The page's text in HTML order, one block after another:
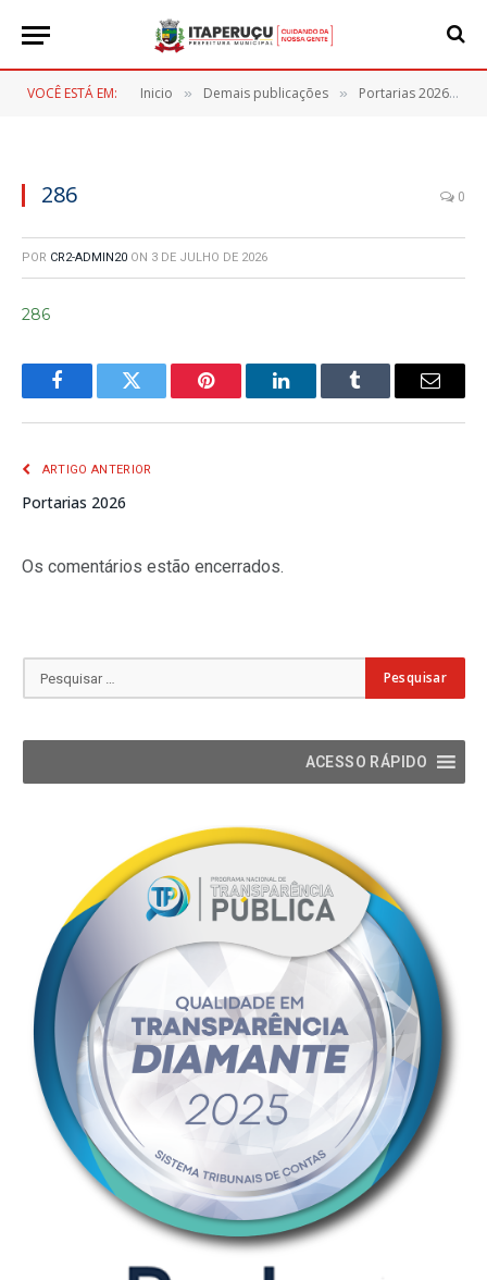
VOCÊ ESTÁ EM: Inicio » Demais publicações » Portarias 2026
286 0
POR CR2-ADMIN20 ON 3 DE JULHO DE 2026
286
FacebookTwitter Pinterest LinkedInTumblr
E-
ARTIGO ANTERIOR
Portarias 2026
Os comentários estão encerrados.
ACESSO RÁPIDO